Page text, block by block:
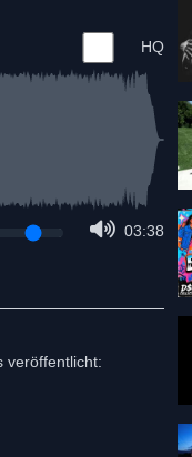
HQ
03:38
veröffentlicht: